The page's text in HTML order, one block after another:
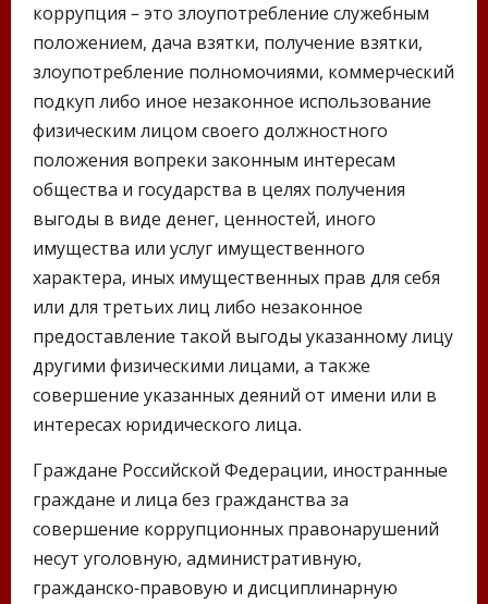
коррупция – это злоупотребление служебным
положением, дача взятки, получение взятки,
злоупотребление полномочиями, коммерческий
подкуп либо иное незаконное использование
физическим лицом своего должностного
положения вопреки законным интересам
общества и государства в целях получения
выгоды в виде денег, ценностей, иного
имущества или услуг имущественного
характера, иных имущественных прав для себя
или для третьих лиц либо незаконное
предоставление такой выгоды указанному лицу
другими физическими лицами, а также
совершение указанных деяний от имени или в
интересах юридического лица.
Граждане Российской Федерации, иностранные
граждане и лица без гражданства за
совершение коррупционных правонарушений
несут уголовную, административную,
гражданско-правовую и дисциплинарную